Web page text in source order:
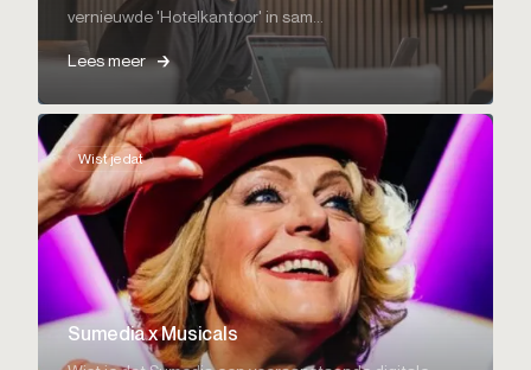
vernieuwde 'Hotelkantoor' in sam...
Lees meer
Wist je dat
Sumedia x Musicals